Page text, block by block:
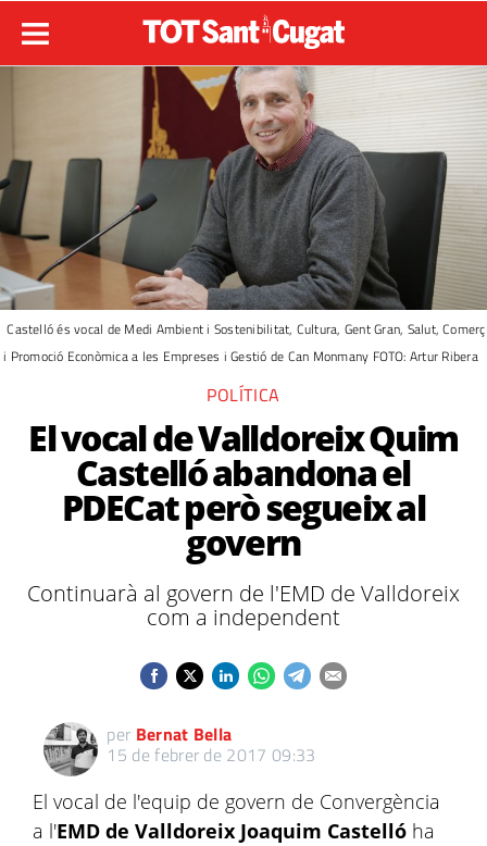
Castelló és vocal de Medi Ambient i Sostenibilitat, Cultura, Gent Gran, Salut, Comerç
i Promoció Econòmica a les Empreses i Gestió de Can Monmany FOTO: Artur Ribera
POLÍTICA
El vocal de Valldoreix Quim
Castelló abandona el
PDECat però segueix al
govern
Continuarà al govern de l'EMD de Valldoreix
com a independent
per Bernat Bella
15 de febrer de 2017 09:33
El vocal de l'equip de govern de Convergència
a l'EMD de Valldoreix Joaquim Castelló ha